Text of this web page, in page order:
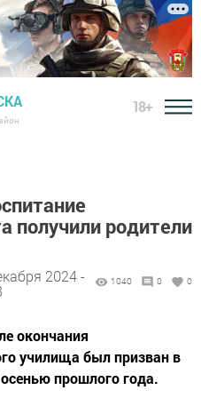
18+
получили родители
2024 -
1040 0 0
окончания
училища был призван в
прошлого года.